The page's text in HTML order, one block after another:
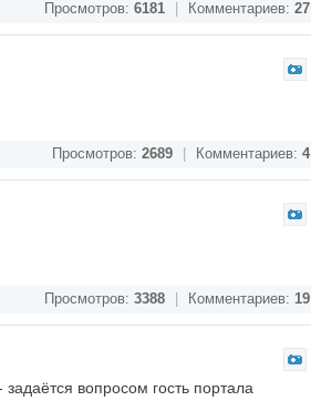
Просмотров: 6181 Комментариев: 27
Просмотров: 2689 Комментариев: 4
Просмотров: 3388 Комментариев: 19
вопросом гость портала